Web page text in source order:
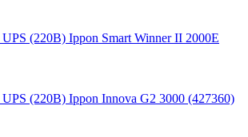
(220В) Ippon Smart Winner II 2000E
(220В) Ippon Innova G2 3000 (427360)